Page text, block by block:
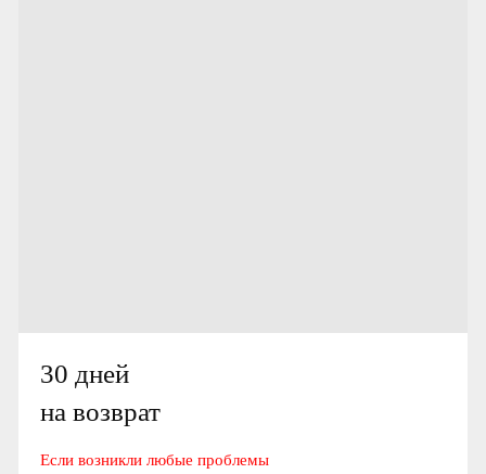
30 дней
на возврат
Если возникли любые проблемы